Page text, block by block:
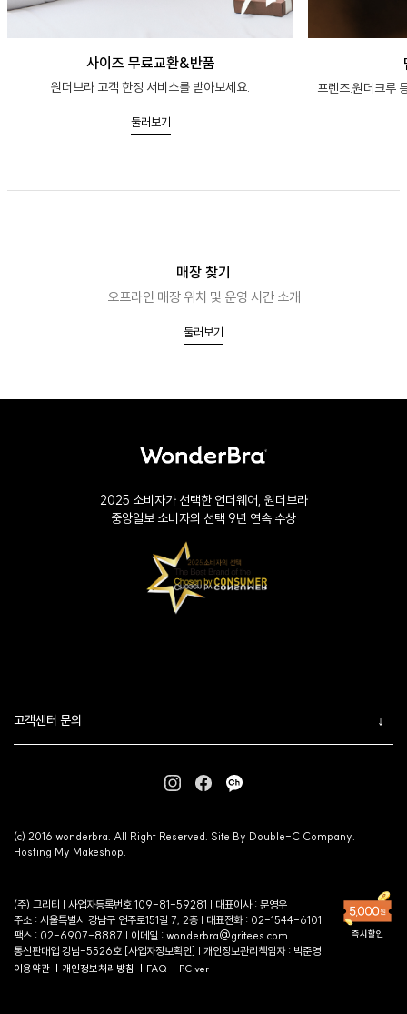
사이즈 무료교환&반품
원더브라 고객 한정 서비스를 받아보세요.
둘러보기
프렌즈.원더크루
매장 찾기
오프라인 매장 위치 및 운영 시간 소개
둘러보기
2025 소비자가 선택한 언더웨어, 원더브라
중앙일보 소비자의 선택 9년 연속 수상
고객센터 문의
(c) 2016 wonderbra. All Right Reserved. Site By Double-C Company.
Hosting My Makeshop.
(주) 그리티 | 사업자등록번호 109-81-59281 | 대표이사 : 문영우
주소 : 서울특별시 강남구 언주로151길 7, 2층 | 대표전화 : 02-1544-6101
팩스 : 02-6907-8887 | 이메일 : wonderbra@gritees.com
통신판매업 강남-5526호 [사업자정보확인] | 개인정보관리책임자 : 박준영
이용약관 개인정보처리방침 FAQ PC ver